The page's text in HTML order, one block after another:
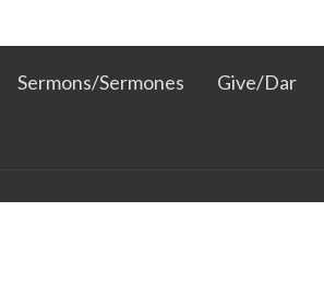
Sermons/Sermones Give/Dar